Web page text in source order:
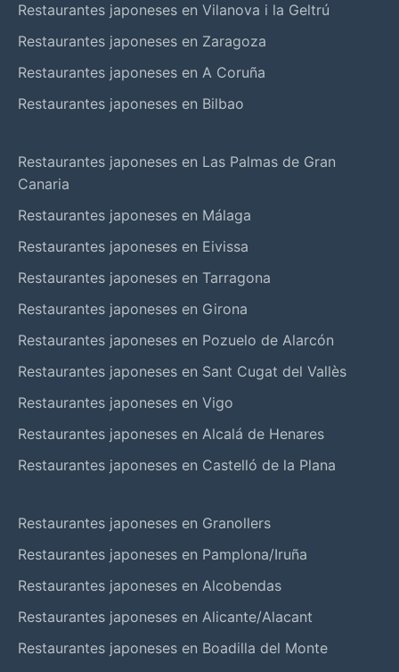
Restaurantes japoneses en Vilanova i la Geltrú
Restaurantes japoneses en Zaragoza
Restaurantes japoneses en A Coruña
Restaurantes japoneses en Bilbao
Restaurantes japoneses en Las Palmas de Gran
Canaria
Restaurantes japoneses en Málaga
Restaurantes japoneses en Eivissa
Restaurantes japoneses en Tarragona
Restaurantes japoneses en Girona
Restaurantes japoneses en Pozuelo de Alarcón
Restaurantes japoneses en Sant Cugat del Vallès
Restaurantes japoneses en Vigo
Restaurantes japoneses en Alcalá de Henares
Restaurantes japoneses en Castelló de la Plana
Restaurantes japoneses en Granollers
Restaurantes japoneses en Pamplona/Iruña
Restaurantes japoneses en Alcobendas
Restaurantes japoneses en Alicante/Alacant
Restaurantes japoneses en Boadilla del Monte